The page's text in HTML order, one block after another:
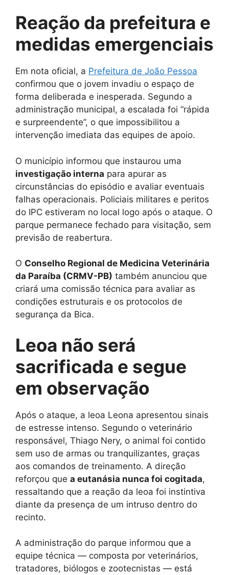
Reação da prefeitura e
medidas emergenciais
Em nota oficial, a Prefeitura de João Pessoa
confirmou que o jovem invadiu o espaço de
forma deliberada e inesperada. Segundo a
administração municipal, a escalada foi “rápida
e surpreendente”, o que impossibilitou a
intervenção imediata das equipes de apoio.
O município informou que instaurou uma
investigação interna para apurar as
circunstâncias do episódio e avaliar eventuais
falhas operacionais. Policiais militares e peritos
do IPC estiveram no local logo após o ataque. O
parque permanece fechado para visitação, sem
previsão de reabertura.
O Conselho Regional de Medicina Veterinária
da Paraíba (CRMV-PB) também anunciou que
criará uma comissão técnica para avaliar as
condições estruturais e os protocolos de
segurança da Bica.
Leoa não será
sacrificada e segue
em observação
Após o ataque, a leoa Leona apresentou sinais
de estresse intenso. Segundo o veterinário
responsável, Thiago Nery, o animal foi contido
sem uso de armas ou tranquilizantes, graças
aos comandos de treinamento. A direção
reforçou que a eutanásia nunca foi cogitada,
ressaltando que a reação da leoa foi instintiva
diante da presença de um intruso dentro do
recinto.
A administração do parque informou que a
equipe técnica — composta por veterinários,
tratadores, biólogos e zootecnistas — está